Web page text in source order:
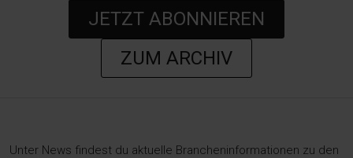
JETZT ABONNIEREN
ZUM ARCHIV
Unter News findest du aktuelle Brancheninformationen zu den